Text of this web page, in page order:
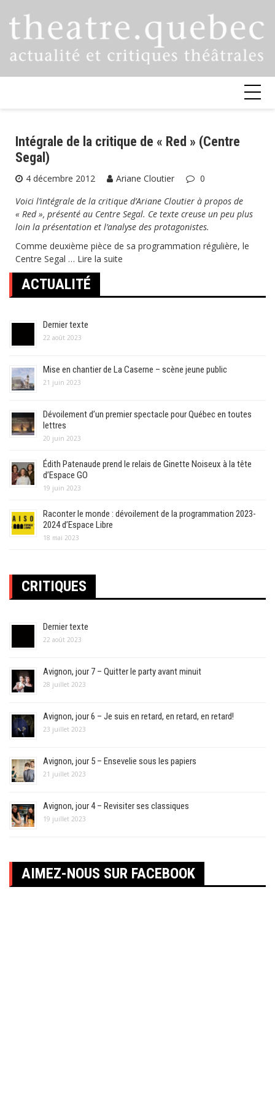
Intégrale de la critique de « Red » (Centre
Segal)
4 décembre 2012 Ariane Cloutier
0
Voici l’intégrale de la critique d’Ariane Cloutier à propos de
« Red », présenté au Centre Segal. Ce texte creuse un peu plus
loin la présentation et l’analyse des protagonistes.
Comme deuxième pièce de sa programmation régulière, le
Centre Segal … Lire la suite
ACTUALITÉ
Dernier texte
22 août 2023
Mise en chantier de La Caserne – scène jeune public
21 juin 2023
Dévoilement d’un premier spectacle pour Québec en toutes
lettres
20 juin 2023
Édith Patenaude prend le relais de Ginette Noiseux à la tête
d’Espace GO
19 juin 2023
Raconter le monde : dévoilement de la programmation 2023-
2024 d’Espace Libre
18 mai 2023
CRITIQUES
Dernier texte
22 août 2023
Avignon, jour 7 – Quitter le party avant minuit
28 juillet 2023
Avignon, jour 6 – Je suis en retard, en retard, en retard!
23 juillet 2023
Avignon, jour 5 – Ensevelie sous les papiers
21 juillet 2023
Avignon, jour 4 – Revisiter ses classiques
19 juillet 2023
AIMEZ-NOUS SUR FACEBOOK